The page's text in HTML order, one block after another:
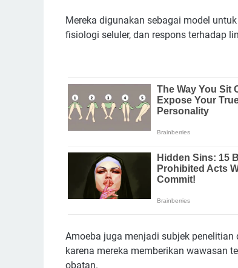
Mereka digunakan sebagai model
fisiologi seluler, dan respons terhadap
Amoeba juga menjadi subjek
karena mereka memberikan wawasan
obatan.